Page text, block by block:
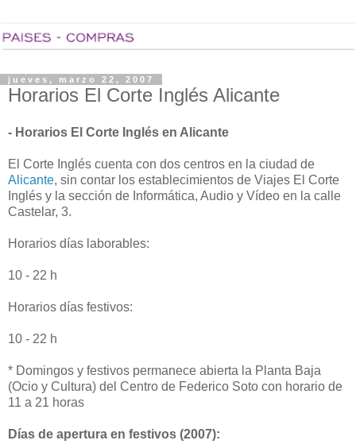
jueves, marzo 22, 2007
Horarios El Corte Inglés Alicante
- Horarios El Corte Inglés en Alicante
El Corte Inglés cuenta con dos centros en la ciudad de
Alicante, sin contar los establecimientos de Viajes El Corte
Inglés y la sección de Informática, Audio y Vídeo en la calle
Castelar, 3.
Horarios días laborables:
10 - 22 h
Horarios días festivos:
10 - 22 h
* Domingos y festivos permanece abierta la Planta Baja
(Ocio y Cultura) del Centro de Federico Soto con horario de
11 a 21 horas
Días de apertura en festivos (2007):